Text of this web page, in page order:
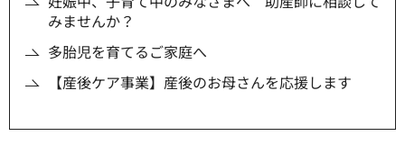
みませんか？
多胎児を育てるご家庭へ
【産後ケア事業】産後のお母さんを応援します